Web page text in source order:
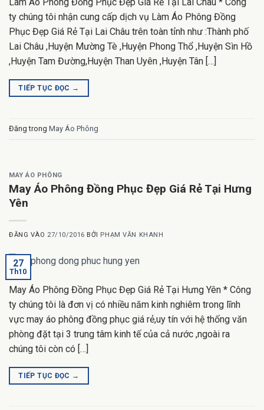
Làm Áo Phông Đồng Phục Đẹp Giá Rẻ Tại Lai Châu * Công
ty chúng tôi nhận cung cấp dịch vụ Làm Áo Phông Đồng
Phục Đẹp Giá Rẻ Tại Lai Châu trên toàn tỉnh như :Thành phố
Lai Châu ,Huyện Mường Tè ,Huyện Phong Thổ ,Huyện Sìn Hồ
,Huyện Tam Đường,Huyện Than Uyên ,Huyện Tân […]
TIẾP TỤC ĐỌC →
Đăng trong May Áo Phông
MAY ÁO PHÔNG
May Áo Phông Đồng Phục Đẹp Giá Rẻ Tại Hưng
Yên
ĐĂNG VÀO 27/10/2016 BỞI PHẠM VĂN KHANH
27
Th10
May Áo Phông Đồng Phục Đẹp Giá Rẻ Tại Hưng Yên * Công
ty chúng tôi là đơn vị có nhiều năm kinh nghiêm trong lĩnh
vực may áo phông đồng phục giá rẻ,uy tín với hệ thống văn
phòng đặt tại 3 trung tâm kinh tế của cả nước ,ngoài ra
chúng tôi còn có […]
TIẾP TỤC ĐỌC →